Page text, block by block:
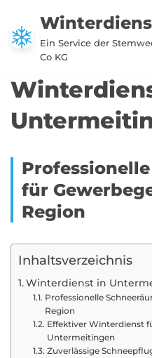
Zum
Inhalt
Ein Service der
Co KG
für
Region
Inhaltsverzeichnis
Winterdienst in
Professionelle
Region
Effektiver Winterdienst
Untermeitingen
Zuverlässige